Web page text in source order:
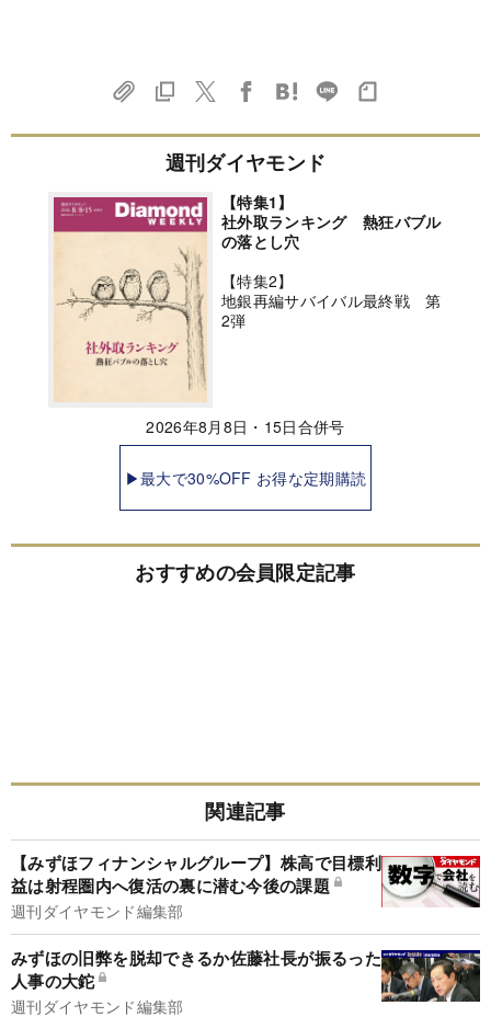
週刊ダイヤモンド
【特集1】
社外取ランキング 熱狂バブル
の落とし穴
【特集2】
地銀再編サバイバル最終戦 第
2弾
2026年8月8日・15日合併号
▶最大で30%OFF お得な定期購読
おすすめの会員限定記事
関連記事
【みずほフィナンシャルグループ】株高で目標利
益は射程圏内へ復活の裏に潜む今後の課題
週刊ダイヤモンド編集部
みずほの旧弊を脱却できるか佐藤社長が振るった
人事の大鉈
週刊ダイヤモンド編集部